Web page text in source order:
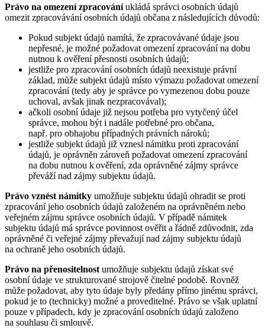
Právo na omezení zpracováníukládá správci osobních údajů
omezit zpracovávání osobních údajů občana z následujících důvodů:
Pokud subjekt údajů namítá, že zpracovávané údaje jsou
nepřesné, je možné požadovat omezení zpracování na dobu
nutnou k ověření přesnosti osobních údajů;
jestliže pro zpracování osobních údajů neexistuje právní
základ, může subjekt údajů místo výmazu požadovat omezení
zpracování (tedy aby je správce po vymezenou dobu pouze
uchoval, avšak jinak nezpracovával);
ačkoli osobní údaje již nejsou potřeba pro vytyčený účel
správce, mohou být i nadále potřebné pro občana,
např. pro obhajobu případných právních nároků;
jestliže subjekt údajů již vznesl námitku proti zpracování
údajů, je oprávněn zároveň požadovat omezení zpracování
na dobu nutnou k ověření, zda oprávněné zájmy správce
převáží nad zájmy subjektu údajů.
Právo vznést námitky umožňuje subjektu údajů ohradit se proti
zpracování jeho osobních údajů založeném na oprávněném nebo
veřejném zájmu správce osobních údajů. V případě námitek
subjektu údajů má správce povinnost ověřit a řádně zdůvodnit, zda
oprávněné či veřejné zájmy převažují nad zájmy subjektu údajů
na ochraně jeho osobních údajů.
Právo na přenositelnost umožňuje subjektu údajů získat své
osobní údaje ve strukturované strojově čitelné podobě. Rovněž
může požadovat, aby tyto údaje byly předány přímo jinému správci,
pokud je to (technicky) možné a proveditelné. Právo se však uplatní
pouze v případech, kdy je zpracování osobních údajů založeno
na souhlasu či smlouvě.